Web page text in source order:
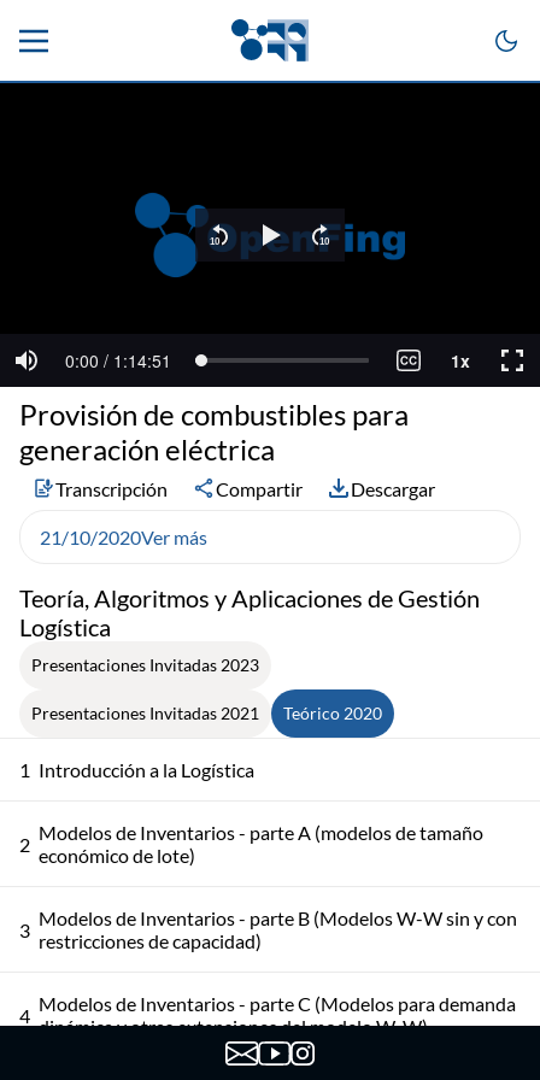
Teoría, Algoritmos y Aplicaciones de Gestión
Logística
Presentaciones Invitadas 2023
Presentaciones Invitadas 2021 Teórico 2020
1 Introducción a la Logística
2 Modelos de Inventarios - parte A (modelos de tamaño
económico de lote)
3 Modelos de Inventarios - parte B (Modelos W-W sin y con
restricciones de capacidad)
4 Modelos de Inventarios - parte C (Modelos para demanda
dinámica y otras extensiones del modelo W-W)
Provisión de combustibles para
generación eléctrica
Transcripción Compartir Descargar
21/10/2020Ver más